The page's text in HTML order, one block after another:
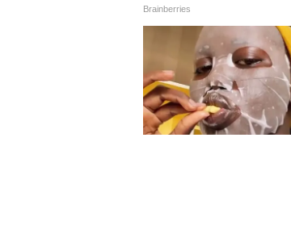
মানসিক চাপ
প্রতিদিন তরমুজের রস
এই রস পান করা আরও
5